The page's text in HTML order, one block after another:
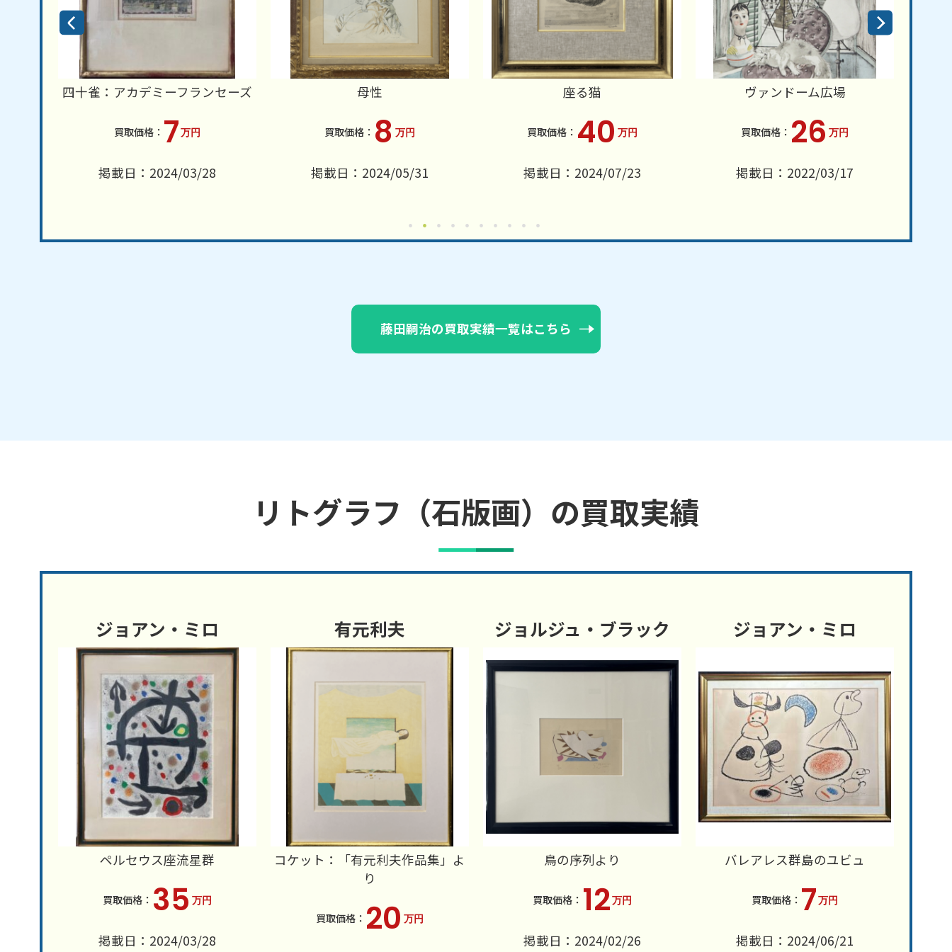
四十雀：アカデミーフランセーズ
7万円
掲載日：2024/03/28
母性
8 万円
掲載日：2024/05/31
座る猫
40 万円
掲載日：2024/07/23
ヴァンドーム広場
26 万円
掲載日：2022/03/17
藤田嗣治の買取実績一覧はこちら
リトグラフ（石版画）の買取実績
ジョアン・ミロ
ペルセウス座流星群
35 万円
掲載日：2024/03/28
有元利夫
コケット：「有元利夫作品集」よ
り
20 万円
ジョルジュ・ブラック
鳥の序列より
12万円
掲載日：2024/02/26
ジョアン・ミロ
バレアレス群島のユビュ
7万円
掲載日：2024/06/21